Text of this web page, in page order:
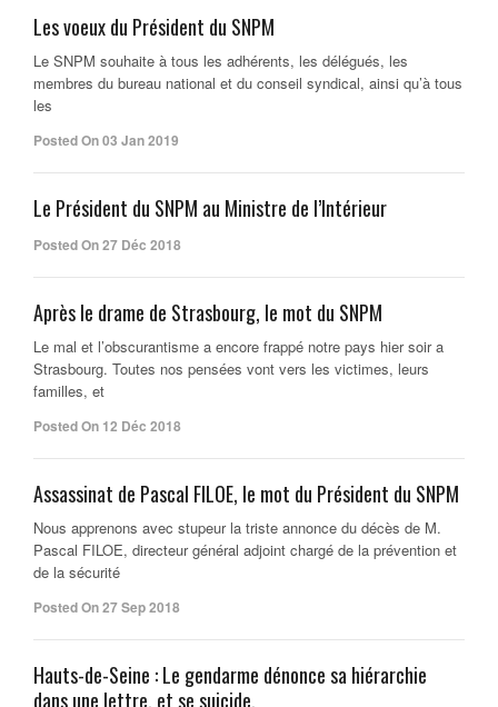
Les voeux du Président du SNPM
Le SNPM souhaite à tous les adhérents, les délégués, les
membres du bureau national et du conseil syndical, ainsi qu’à tous
les
Posted On 03 Jan 2019
Le Président du SNPM au Ministre de l’Intérieur
Posted On 27 Déc 2018
Après le drame de Strasbourg, le mot du SNPM
Le mal et l’obscurantisme a encore frappé notre pays hier soir a
Strasbourg. Toutes nos pensées vont vers les victimes, leurs
familles, et
Posted On 12 Déc 2018
Assassinat de Pascal FILOE, le mot du Président du SNPM
Nous apprenons avec stupeur la triste annonce du décès de M.
Pascal FILOE, directeur général adjoint chargé de la prévention et
de la sécurité
Posted On 27 Sep 2018
Hauts-de-Seine : Le gendarme dénonce sa hiérarchie
dans une lettre, et se suicide.